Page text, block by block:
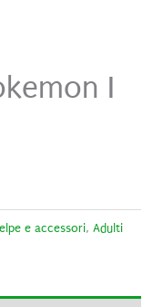
I
e accessori, Adulti